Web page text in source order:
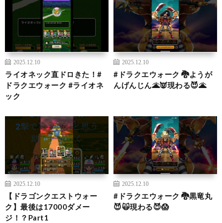
2025.12.10
ライオネック直ドロきた！#
ドラクエウォーク #ライオネ
ック
2025.12.10
#ドラクエウォーク 🐉ようが
んげんじん🌋👿現わる😈🌋
2025.12.10
【ドラゴンクエストウォー
ク】最後は17000ダメー
ジ！？Part1
2025.12.10
#ドラクエウォーク 🐉黒竜丸
😈🙀現わる😈😱